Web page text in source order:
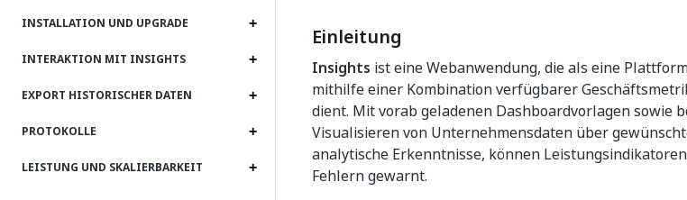
INSTALLATION UND UPGRADE
INTERAKTION MIT INSIGHTS
EXPORT HISTORISCHER DATEN
PROTOKOLLE
LEISTUNG UND SKALIERBARKEIT
Einleitung
Insights ist eine Webanwendung, die als eine
mithilfe einer Kombination verfügbarer
dient. Mit vorab geladenen Dashboardvorlagen sowie
Visualisieren von Unternehmensdaten über
analytische Erkenntnisse, können
Fehlern gewarnt.